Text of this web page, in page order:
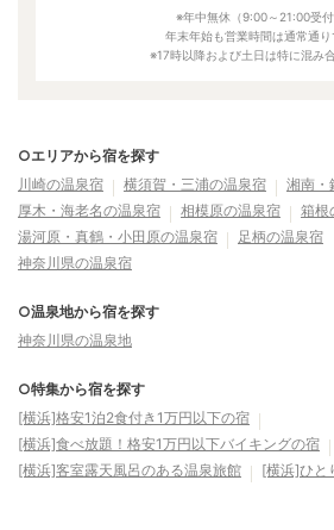
※年中無休（9:00～21:00受付
年末年始も営業時間は通常通り
※17時以降および土日は特に混み合
○エリアから宿を探す
川崎の温泉宿
横須賀・三浦の温泉宿
湘南・
厚木・海老名の温泉宿
相模原の温泉宿
箱根
湯河原・真鶴・小田原の温泉宿
足柄の温泉宿
神奈川県の温泉宿
○温泉地から宿を探す
神奈川県の温泉地
○特集から宿を探す
[横浜]格安1泊2食付き1万円以下の宿
[横浜]食べ放題！格安1万円以下バイキングの宿
[横浜]客室露天風呂のある温泉旅館
[横浜]ひと